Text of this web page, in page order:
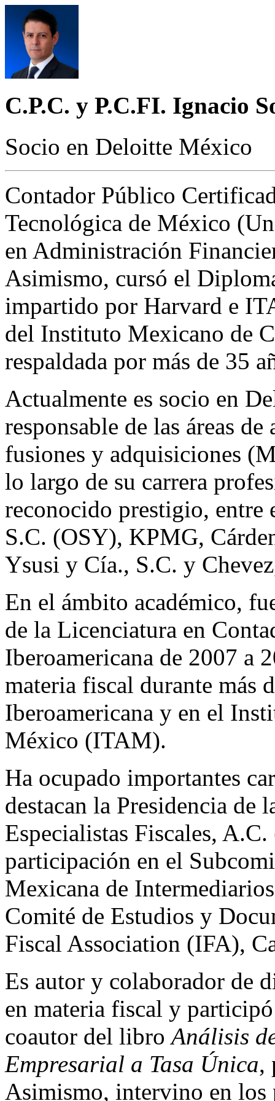
C.P.C. y P.C.FI. Ignacio
Socio en Deloitte México
Contador Público
Tecnológica de México
en Administración
Asimismo, cursó el
impartido por Harvard e
del Instituto Mexicano de
respaldada por más de 35
Actualmente es socio en
responsable de las áreas
fusiones y adquisiciones
lo largo de su carrera
reconocido prestigio, entre
S.C. (OSY), KPMG,
Ysusi y Cía., S.C. y
En el ámbito académico,
de la Licenciatura en
Iberoamericana de 2007 a
materia fiscal durante más
Iberoamericana y en el
México (ITAM).
Ha ocupado importantes
destacan la Presidencia de
Especialistas Fiscales,
participación en el
Mexicana de
Comité de Estudios y
Fiscal Association (IFA),
Es autor y colaborador de
en materia fiscal y
coautor del libro Análisis
Empresarial a Tasa Única,
Asimismo, intervino en los